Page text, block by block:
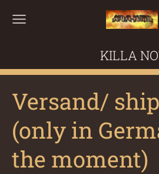
KILLA
Versand/
(only in
the moment)